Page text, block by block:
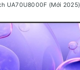
UA70U8000F (Mới 2025)